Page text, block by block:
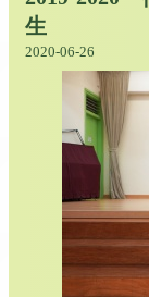
生
2020-06-26